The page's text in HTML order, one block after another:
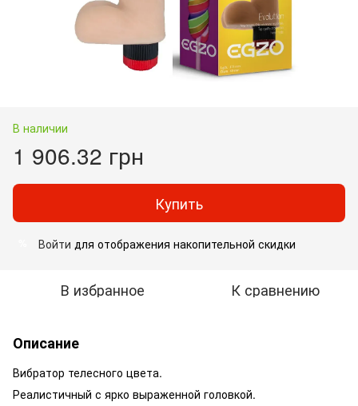
В наличии
1 906.32 грн
Купить
Войти для отображения накопительной скидки
В избранное К сравнению
Описание
Вибратор телесного цвета.
Реалистичный с ярко выраженной головкой.